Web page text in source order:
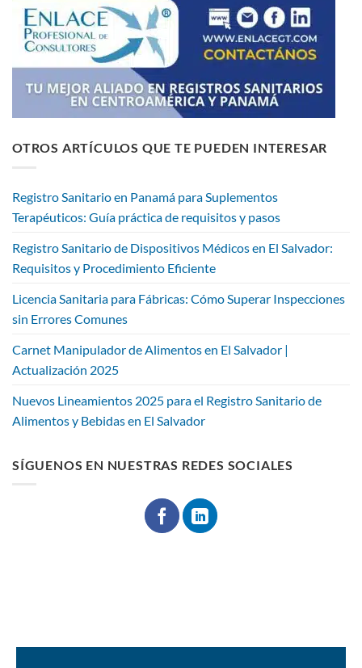
OTROS ARTÍCULOS QUE TE PUEDEN INTERESAR
Registro Sanitario en Panamá para Suplementos
Terapéuticos: Guía práctica de requisitos y pasos
Registro Sanitario de Dispositivos Médicos en El Salvador:
Requisitos y Procedimiento Eficiente
Licencia Sanitaria para Fábricas: Cómo Superar Inspecciones
sin Errores Comunes
Carnet Manipulador de Alimentos en El Salvador |
Actualización 2025
Nuevos Lineamientos 2025 para el Registro Sanitario de
Alimentos y Bebidas en El Salvador
SÍGUENOS EN NUESTRAS REDES SOCIALES